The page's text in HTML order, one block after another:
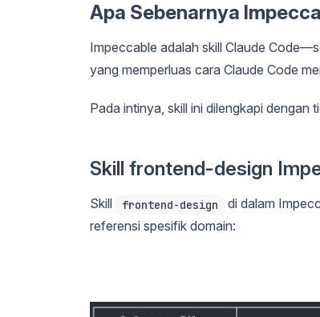
Apa Sebenarnya
Impeccable adalah skill Claude
yang memperluas cara Claude Code
Pada intinya, skill ini dilengkapi dengan
Skill frontend-design
Skill frontend-design
di dalam
referensi spesifik domain: